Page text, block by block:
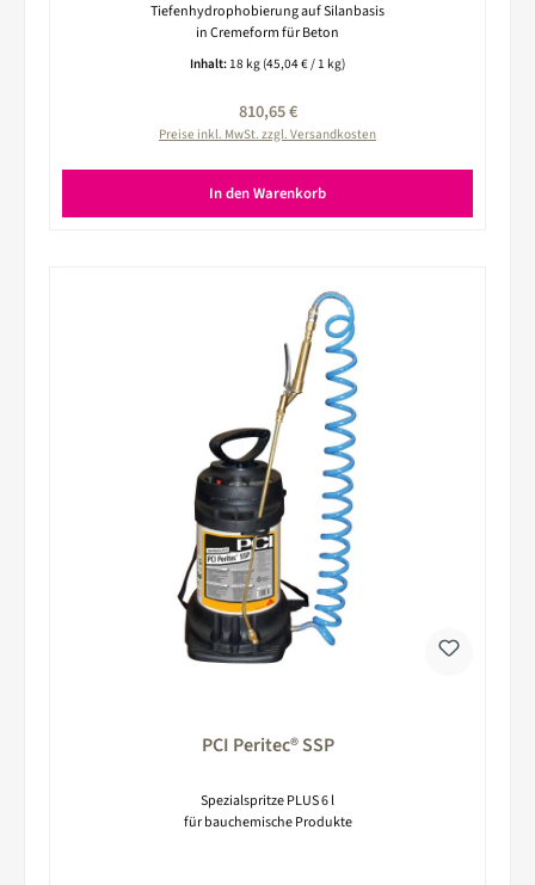
Tiefenhydrophobierung auf Silanbasis
in Cremeform für Beton
Inhalt: 18 kg (45,04 € / 1 kg)
Regulärer Preis:
810,65 €
Preise inkl. MwSt. zzgl. Versandkosten
In den Warenkorb
PCI Peritec® SSP
Spezialspritze PLUS 6 l
für bauchemische Produkte